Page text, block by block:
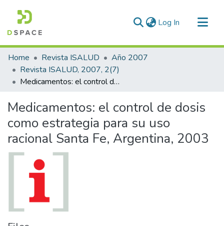
Log In (current)
Communities & Collections
All of DSpace
Statistics
Home Revista ISALUD
Año 2007
Revista ISALUD, 2007, 2(7)
Medicamentos: el control de dosis como estrategia para su uso racional Santa Fe, Argentina, 2003
Medicamentos: el control de dosis
como estrategia para su uso
racional Santa Fe, Argentina, 2003